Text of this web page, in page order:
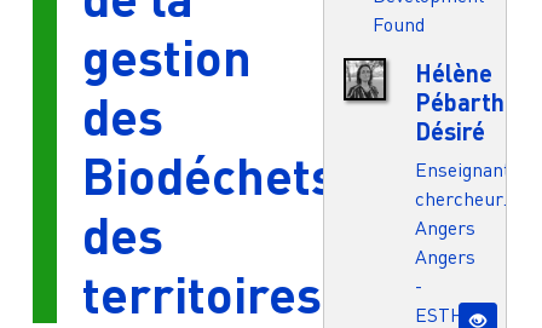
gestion
des
Biodéchets
des
territoires
Found
Hélène
Pébarthe-
Désiré
Enseignant.e-
chercheur.e
Angers
Angers
-
ESTHUA